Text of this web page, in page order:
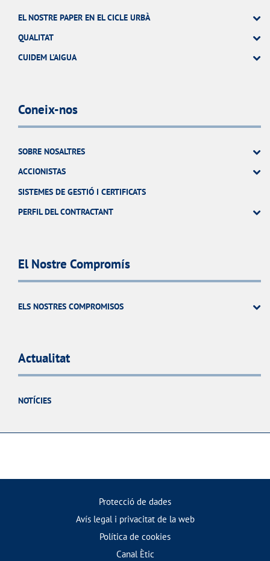
EL NOSTRE PAPER EN EL CICLE URBÀ
QUALITAT
CUIDEM L'AIGUA
Coneix-nos
SOBRE NOSALTRES
ACCIONISTAS
SISTEMES DE GESTIÓ I CERTIFICATS
PERFIL DEL CONTRACTANT
El Nostre Compromís
ELS NOSTRES COMPROMISOS
Actualitat
NOTÍCIES
Protecció de dades
Avís legal i privacitat de la web
Política de cookies
Canal Ètic